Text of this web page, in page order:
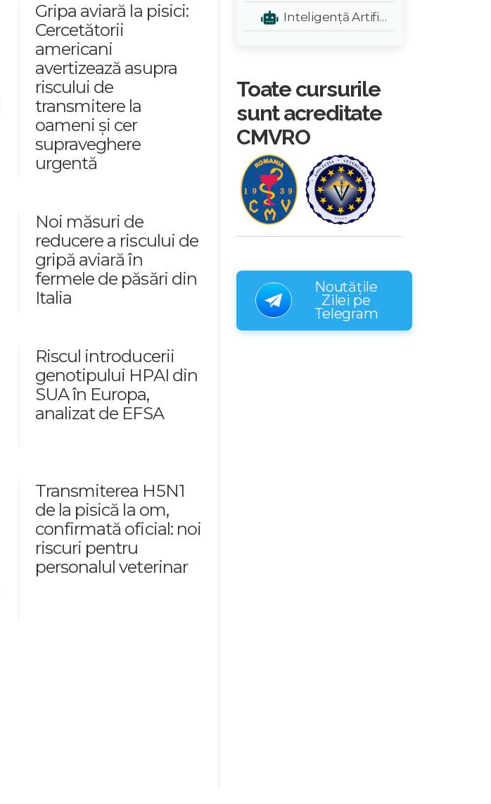
Gripa aviară la pisici:
Cercetătorii
americani
avertizează asupra
riscului de
transmitere la
oameni și cer
supraveghere
urgentă
Noi măsuri de
reducere a riscului de
gripă aviară în
fermele de păsări din
Italia
Riscul introducerii
genotipului HPAI din
SUA în Europa,
analizat de EFSA
Transmiterea H5N1
de la pisică la om,
confirmată oficial: noi
riscuri pentru
personalul veterinar
Inteligență Artificială - A.I.
Toate cursurile
sunt acreditate
CMVRO
Noutățile
Zilei pe
Telegram